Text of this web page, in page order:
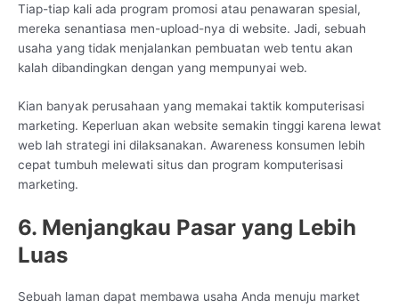
Tiap-tiap kali ada program promosi atau penawaran spesial,
mereka senantiasa men-upload-nya di website. Jadi, sebuah
usaha yang tidak menjalankan pembuatan web tentu akan
kalah dibandingkan dengan yang mempunyai web.
Kian banyak perusahaan yang memakai taktik komputerisasi
marketing. Keperluan akan website semakin tinggi karena lewat
web lah strategi ini dilaksanakan. Awareness konsumen lebih
cepat tumbuh melewati situs dan program komputerisasi
marketing.
6. Menjangkau Pasar yang Lebih
Luas
Sebuah laman dapat membawa usaha Anda menuju market